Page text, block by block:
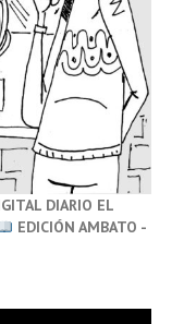
DIARIO EL
EDICIÓN AMBATO -